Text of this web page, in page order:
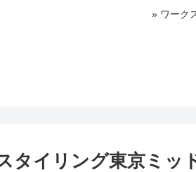
» ワーク
タイリング東京ミッ